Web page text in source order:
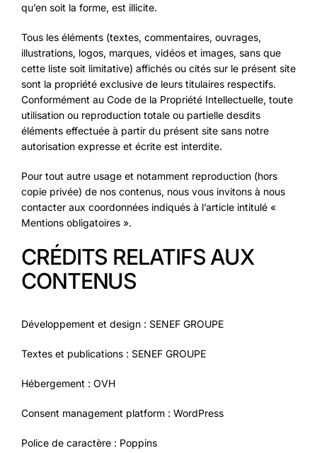
qu’en soit la forme, est illicite.
Tous les éléments (textes, commentaires, ouvrages,
illustrations, logos, marques, vidéos et images, sans que
cette liste soit limitative) affichés ou cités sur le présent site
sont la propriété exclusive de leurs titulaires respectifs.
Conformément au Code de la Propriété Intellectuelle, toute
utilisation ou reproduction totale ou partielle desdits
éléments effectuée à partir du présent site sans notre
autorisation expresse et écrite est interdite.
Pour tout autre usage et notamment reproduction (hors
copie privée) de nos contenus, nous vous invitons à nous
contacter aux coordonnées indiqués à l’article intitulé «
Mentions obligatoires ».
CRÉDITS RELATIFS AUX
CONTENUS
Développement et design : SENEF GROUPE
Textes et publications : SENEF GROUPE
Hébergement : OVH
Consent management platform : WordPress
Police de caractère : Poppins